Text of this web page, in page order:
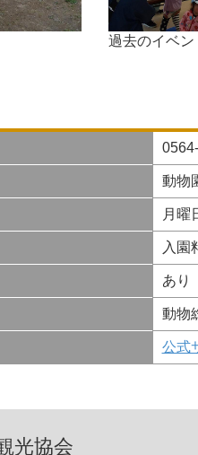
過去のイベン
動物
月曜
入園
あり
動物
公式
光協会